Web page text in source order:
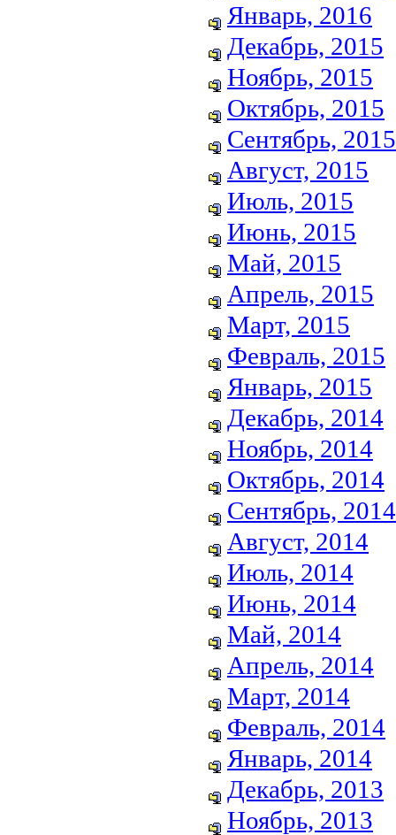
Январь, 2016
Декабрь, 2015
Ноябрь, 2015
Октябрь, 2015
Сентябрь, 2015
Август, 2015
Июль, 2015
Июнь, 2015
Май, 2015
Апрель, 2015
Март, 2015
Февраль, 2015
Январь, 2015
Декабрь, 2014
Ноябрь, 2014
Октябрь, 2014
Сентябрь, 2014
Август, 2014
Июль, 2014
Июнь, 2014
Май, 2014
Апрель, 2014
Март, 2014
Февраль, 2014
Январь, 2014
Декабрь, 2013
Ноябрь, 2013